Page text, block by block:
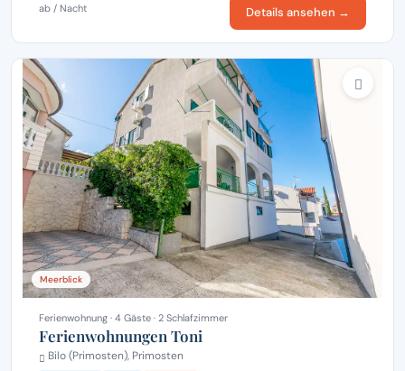
ab / Nacht Details ansehen →
Meerblick
Ferienwohnung · 4 Gäste · 2 Schlafzimmer
Ferienwohnungen Toni
Bilo (Primosten), Primosten